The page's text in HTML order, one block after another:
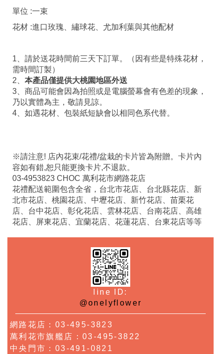
單位 :一束
花材 :進口玫瑰、繡球花 、尤加利葉與其他配材
1、請於送花時間前三天下訂單。
（因有些是特殊花材，
需時間訂製）
2、 本產品僅提供大桃園地區外送
3、商品可能會因為拍照或是電腦螢幕會有色差的現象，
乃以實體為主，敬請見諒。
4、如遇花材、包裝紙短缺會以相同色系代替。
※請注意! 店內花束/花禮/盆栽的卡片皆為附贈。卡片內
容如有錯,恕只能更換卡片,不退款。
03-4953823 CHOC 萬利花市網路花店
花禮配送範圍包含全省，台北市花店、台北縣花店、新
北市花店、桃園花店、中壢花店、新竹花店、苗栗花
店、台中花店、彰化花店、雲林花店、台南花店、高雄
花店、屏東花店、宜蘭花店、花蓮花店、台東花店等等
line ID:
@onelyflower
網路花店：03-495-3823
萬利花市旗艦店：03-495-3822
中央門市：03-491-0821